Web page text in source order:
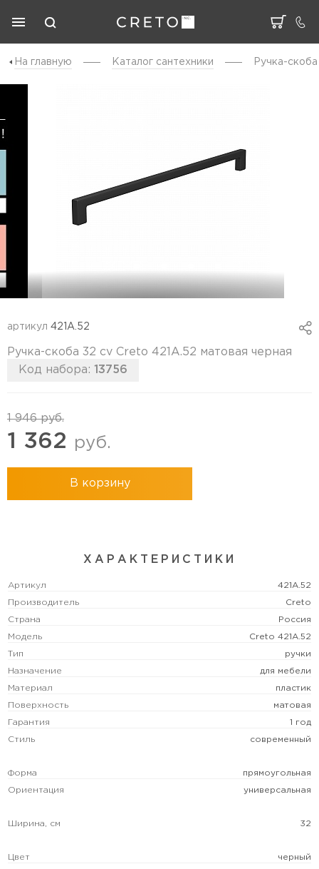
На главную Каталог cантехники Ручка-
артикул 421A.52
Ручка-скоба 32 cv Creto 421A.52 матовая черная
Код набора: 13756
1 946руб.
1 362 руб.
В корзину
ХАРАКТЕРИСТИКИ
Артикул 421A.52
Производитель Creto
Страна Россия
Модель Creto 421A.52
Тип ручки
Назначение для мебели
Материал пластик
Поверхность матовая
Гарантия 1 год
Стиль современный
Форма прямоугольная
Ориентация универсальная
Ширина, см 32
Цвет черный